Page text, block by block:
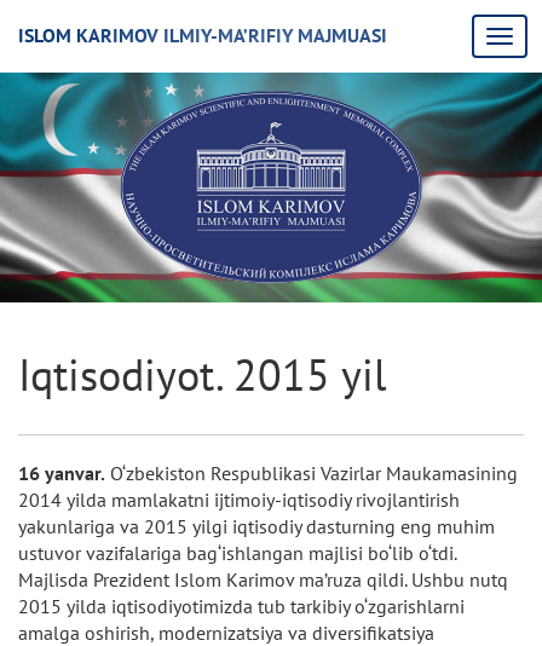
ISLOM KARIMOV ILMIY-MA’RIFIY MAJMUASI
Iqtisodiyot. 2015 yil
16 yanvar. O‘zbekiston Respublikasi Vazirlar Maukamasining
2014 yilda mamlakatni ijtimoiy-iqtisodiy rivojlantirish
yakunlariga va 2015 yilgi iqtisodiy dasturning eng muhim
ustuvor vazifalariga bag‘ishlangan majlisi bo‘lib o‘tdi.
Majlisda Prezident Islom Karimov ma’ruza qildi. Ushbu nutq
2015 yilda iqtisodiyotimizda tub tarkibiy o‘zgarishlarni
amalga oshirish, modernizatsiya va diversifikatsiya